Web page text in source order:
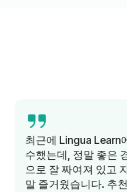
랑스어 강좌를 이
습니다. 체계적
흥미진진해서 정
싶어요.